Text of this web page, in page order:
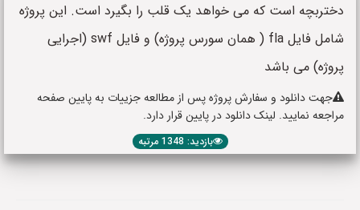
دختربچه است که می خواهد یک قلب را بگیرد است. این پروژه
شامل فایل fla ( همان سورس پروژه) و فایل swf (اجرایی
پروژه) می باشد
جهت دانلود و سفارش پروژه پس از مطالعه جزییات به پایین صفحه
مراجعه نمایید. لینک دانلود در پایین قرار دارد.
بازدید: 1348 مرتبه